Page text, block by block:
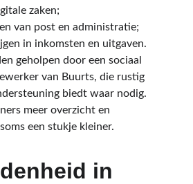
zaken;
van post en administratie;
in inkomsten en uitgaven.
geholpen door een sociaal
van Buurts, die rustig
biedt waar nodig.
meer overzicht en
een stukje kleiner.
in